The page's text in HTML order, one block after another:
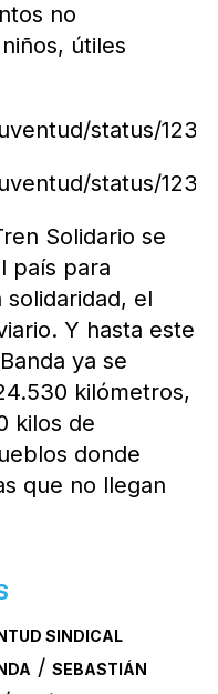
no
útiles
status/
status/
Solidario se
país para
el
Y hasta este
ya se
kilómetros,
kilos de
donde
que no llegan
SINDICAL
/ SEBASTIÁN